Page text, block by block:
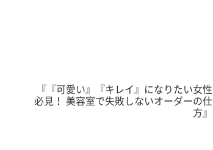
『『可愛い』『キレイ』になりたい女性
必見！ 美容室で失敗しないオーダーの仕
方』